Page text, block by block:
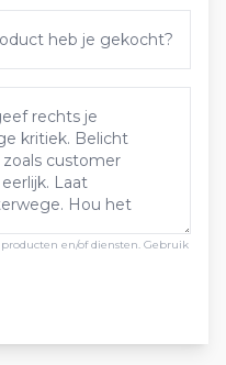
en/of diensten. Gebruik